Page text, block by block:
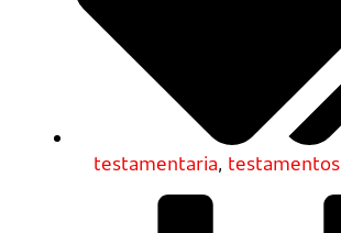
testamentaria, testamentos